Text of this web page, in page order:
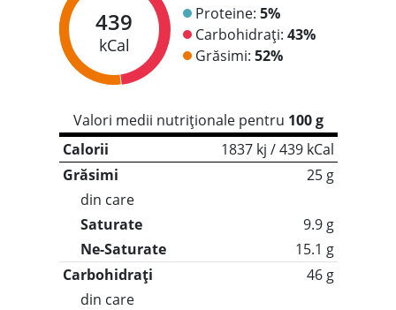
439
kCal
Proteine: 5%
Carbohidrați: 43%
Grăsimi: 52%
Valori medii nutriționale pentru 100 g
Calorii
1837 kj / 439 kCal
Grăsimi
25 g
din care
Saturate
9.9 g
Ne-Saturate
15.1 g
Carbohidrați
46 g
din care